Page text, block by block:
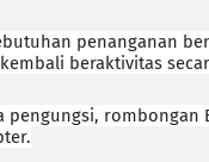
penanganan
beraktivitas
rombongan